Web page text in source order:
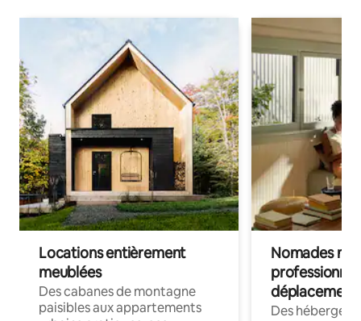
Locations entièrement
meublées
Des cabanes de montagne
paisibles aux appartements
Nomades
déplacement
Des